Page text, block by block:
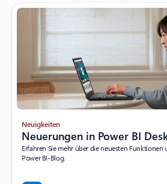
Neuigkeiten
Neuerungen in Power BI
Erfahren Sie mehr über die neuesten Funktionen
Power BI-Blog.